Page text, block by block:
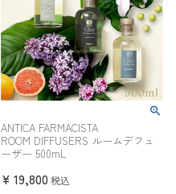
ANTICA FARMACISTA
ROOM DIFFUSERS ルームデフュ
ーザー 500mL
¥ 19,800 税込